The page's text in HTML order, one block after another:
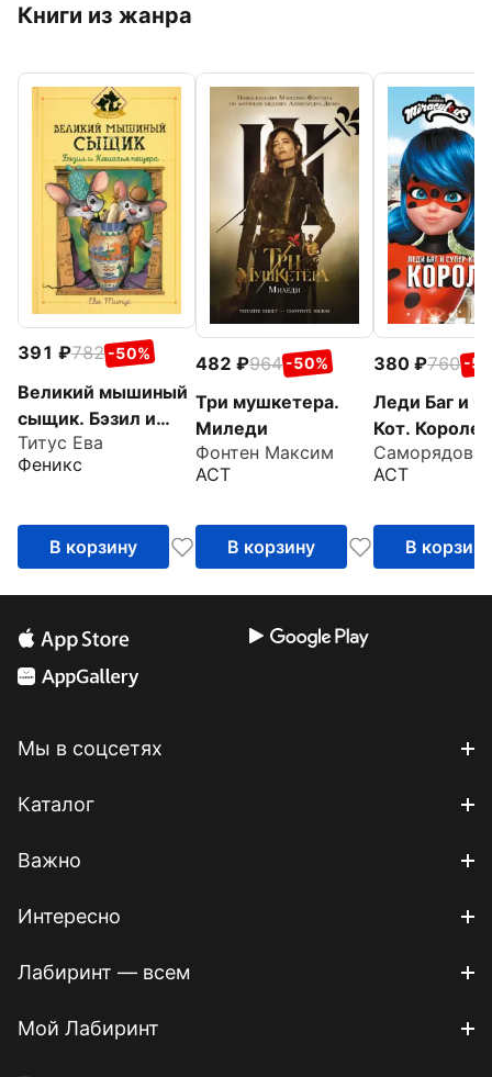
Книги из жанра
391 782 -50%
Великий мышиный
сыщик. Бэзил и
Кошачья пещера
Титус Ева
Феникс
В корзину
482 964 -50%
Три мушкетера.
Миледи
Фонтен Максим
АСТ
В корзину
380 760 -
Леди Баг и
Кот.
АСТ
В корзину
Мы в соцсетях
Каталог
Важно
Интересно
Лабиринт — всем
Мой Лабиринт